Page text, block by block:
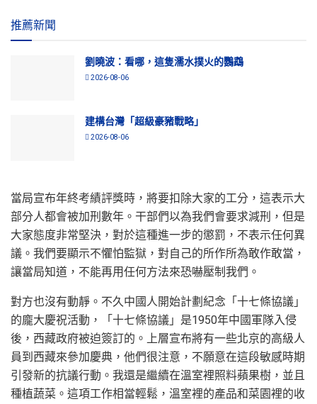
推薦新聞
劉曉波：看哪，這隻濡水撲火的鸚鵡
2026-08-06
建構台灣「超級豪豬戰略」
2026-08-06
當局宣布年終考績評獎時，將要扣除大家的工分，這表示大
部分人都會被加刑數年。干部們以為我們會要求減刑，但是
大家態度非常堅決，對於這種進一步的懲罰，不表示任何異
議。我們要顯示不懼怕監獄，對自己的所作所為敢作敢當，
讓當局知道，不能再用任何方法來恐嚇壓制我們。
對方也沒有動靜。不久中國人開始計劃紀念「十七條協議」
的龐大慶祝活動，「十七條協議」是1950年中國軍隊入侵
後，西藏政府被迫簽訂的。上層宣布將有一些北京的高級人
員到西藏來參加慶典，他們很注意，不願意在這段敏感時期
引發新的抗議行動。我還是繼續在溫室裡照料蘋果樹，並且
種植蔬菜。這項工作相當輕鬆，溫室裡的產品和菜園裡的收